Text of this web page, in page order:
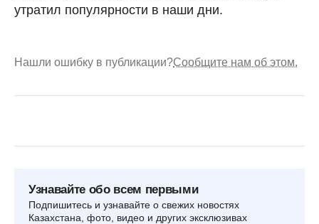
утратил популярности в наши дни.
Нашли ошибку в публикации?Сообщите нам об этом.
Узнавайте обо всем первыми
Подпишитесь и узнавайте о свежих новостях
Казахстана, фото, видео и других эксклюзивах